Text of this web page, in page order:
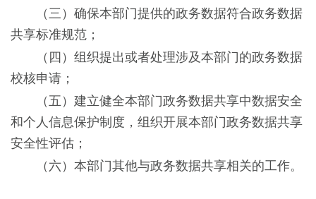
（三）确保本部门提供的政务数据符合政务数据
共享标准规范；
（四）组织提出或者处理涉及本部门的政务数据
校核申请；
（五）建立健全本部门政务数据共享中数据安全
和个人信息保护制度，组织开展本部门政务数据共享
安全性评估；
（六）本部门其他与政务数据共享相关的工作。